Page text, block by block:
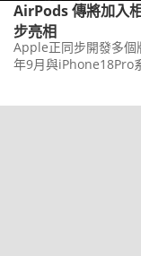
AirPods 傳將加入
步亮相
Apple正同步開發多個
年9月與iPhone18Pro